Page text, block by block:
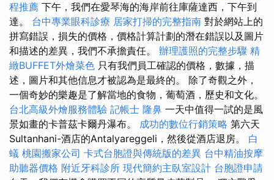
程推薦 下午，我們在愛琴海的海岸前往庫薩達西，下午到
達。 台中專業眼科診療 居家打掃的完整指南 對於網站上的
拼寫錯誤，損失的價格，價格計算計劃的潛在錯誤以及圖片
和描述的差異，我們不承擔責任。 辦理護照的完整步驟 精
緻BUFFET外燴菜色 只有我們員工確認的價格，數據，描
述，圖片和其他信息才被認為是最終的。 除了奇觀之外，
一個奇妙的樂趣是了解當地的食物，葡萄酒，歷史和文化。
台北高級外燴服務體驗 記帳士 隆鼻 一天中值得一試的是風
景如畫的卡普茲卡爾丹瀑布。 成功的數位行銷策略 第六天
Sultanhani-酒店的Antalyareggeli，然後從酒店退房。 白
蟻 桃園搬家公司 卡式台胞證與傳統版的差異 台中精油按摩
助聽器價格 附近牙科診所 現代簡約主臥室設計 台胞證申請